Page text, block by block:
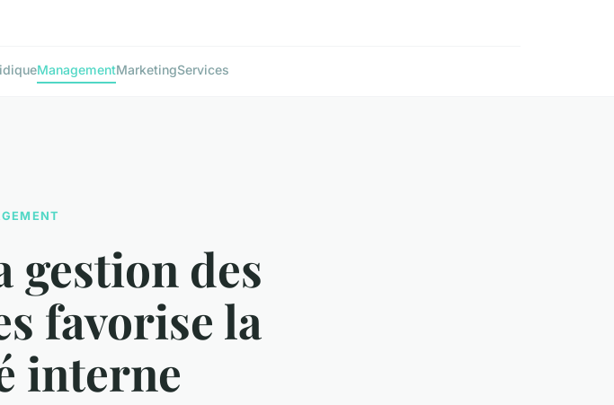
ManagementMarketingServices
gestion des
favorise la
interne